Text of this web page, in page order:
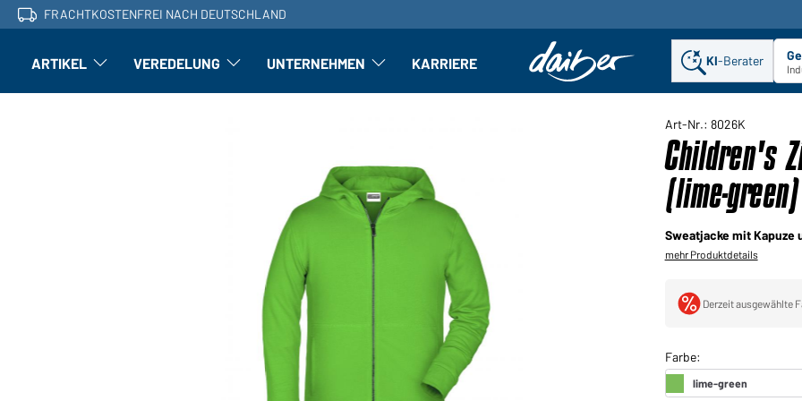
FRACHTKOSTENFREI NACH DEUTSCHLAND
ARTIKEL Artikel: Untermenü öffnen
VEREDELUNG Veredelung: Untermenü öffnen
UNTERNEHMEN Unternehmen: Untermenü öffnen
KARRIERE KI-Berater
Art-Nr.: 8026K
Children's
(lime-green)
Sweatjacke mit Kapuze
mehr Produktdetails
Derzeit ausgewählte